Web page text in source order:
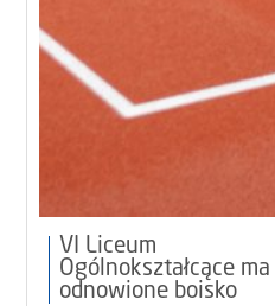
VI Liceum
Ogólnokształcące ma
odnowione boisko